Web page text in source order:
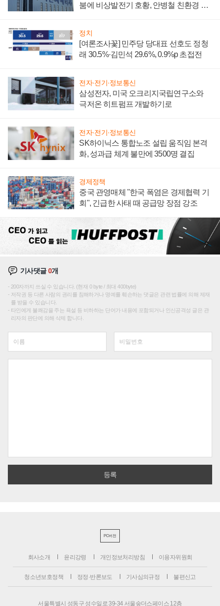
붐에 비상발전기 호황, 안병철 친환경 에
정치
[여론조사꽃] 민주당 당대표 선호도 정청
래 30.5%·김민석 29.6%, 0.9%p 초접전
전자·전기·정보통신
삼성전자, 미국 오크리지국립연구소와
극저온 히트펌프 개발하기로
전자·전기·정보통신
SK하이닉스 통합노조 설립 움직임 본격
화, 성과급 체계 불만에 3500명 결집
경제정책
중국 관영매체 "한국 폭염은 경제협력 기
회", 긴급한 사태 때 공급망 장점 강조
기사댓글0개
200자까지 쓰실 수 있습니다. (현재 0 byte / 최대 400byte)
저작권 등 다른 사람의 권리를 침해하거나 명예를 훼손하는 댓글은 관련 법률에 의해 제재
를 받을 수 있습니다.
타인에게 불쾌감을 주는 욕설 등 비하하는 단어가 내용에 포함되거나 인신공격성 글은 관
리자의 판단에 의해 삭제 합니다.
PC버전
회사소개 윤리강령 개인정보처리방침 이용자위원회
청소년보호정책 정정·반론보도 기사심의규정 불편신고
서울특별시 성동구 성수일로 39-34 서울숲더스페이스 12층